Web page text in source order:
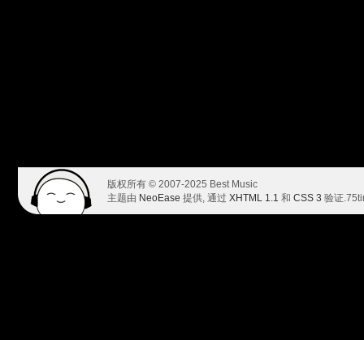
版权所有 © 2007-2025 Best Music
主题由 NeoEase 提供, 通过 XHTML 1.1 和 CSS 3 验证.